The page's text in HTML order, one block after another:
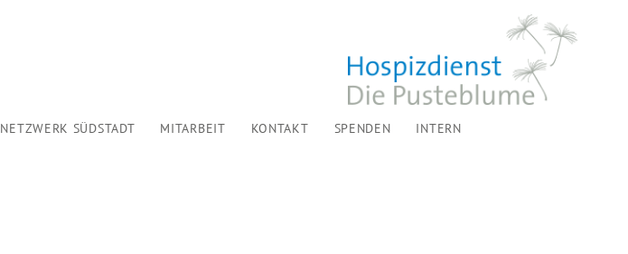
NETZWERK SÜDSTADT MITARBEIT KONTAKT SPENDEN INTERN